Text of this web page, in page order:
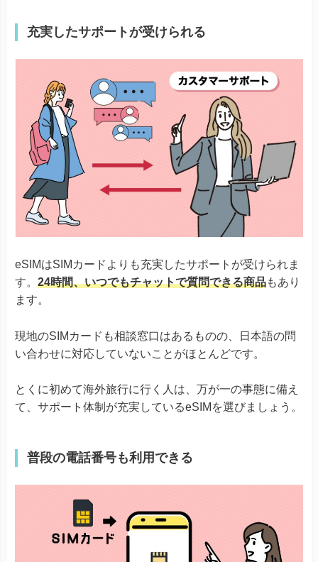
充実したサポートが受けられる
eSIMはSIMカードよりも充実したサポートが受けられま
す。 24時間、いつでもチャットで質問できる商品もあり
ます。
現地のSIMカードも相談窓口はあるものの、日本語の問
い合わせに対応していないことがほとんどです。
とくに初めて海外旅行に行く人は、万が一の事態に備え
て、サポート体制が充実しているeSIMを選びましょう。
普段の電話番号も利用できる